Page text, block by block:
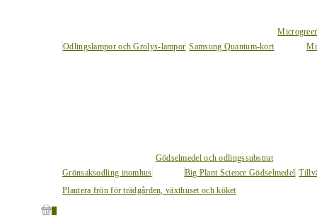
Odlingslampor och Grolys-lampor Samsung Quantum-kort
Grönsaksodling inomhus
Gödselmedel och odlingssubstrat
Big Plant Science Gödselmedel
Plantera frön för trädgården, växthuset och köket